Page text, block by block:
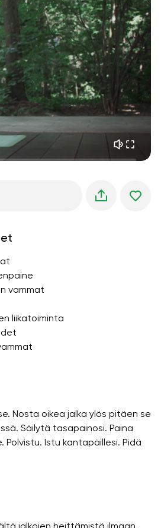
ääni
05:00
02:00
02:00
02:00
02:00
02:00
vammat
liikatoiminta
Nosta oikea jalka ylös pitäen se
Säilytä tasapainosi. Paina
Istu kantapäillesi. Pidä
jalkojen heittämistä ilmaan,